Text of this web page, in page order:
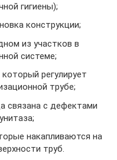
гигиены);
конструкции;
из участков в
системе;
регулирует
трубе;
связана с дефектами
накапливаются на
труб.